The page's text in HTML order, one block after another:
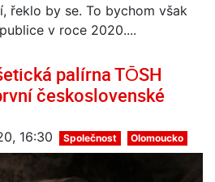
řeklo by se. To bychom však
v roce 2020....
palírna TŌSH
československé
16:30 Společnost Olomoucko